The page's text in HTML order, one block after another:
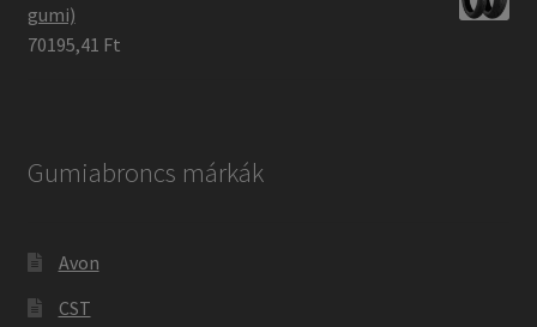
gumi)
70195,41 Ft
Gumiabroncs márkák
Avon
CST